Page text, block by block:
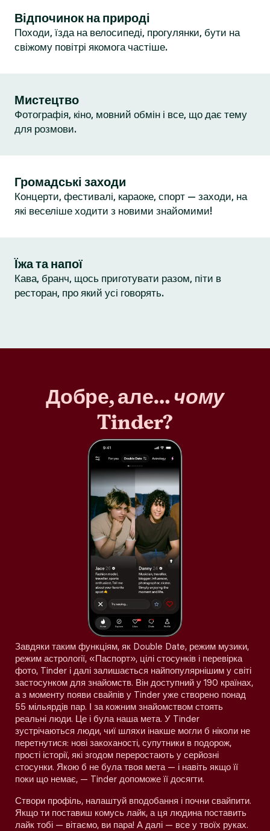
Відпочинок на природі
Походи, їзда на велосипеді, прогулянки, бути на
свіжому повітрі якомога частіше.
Мистецтво
Фотографія, кіно, мовний обмін і все, що дає тему
для розмови.
Громадські заходи
Концерти, фестивалі, караоке, спорт — заходи, на
які веселіше ходити з новими знайомими!
Їжа та напої
Кава, бранч, щось приготувати разом, піти в
ресторан, про який усі говорять.
Добре, але…чому
Tinder?
Завдяки таким функціям, як Double Date, режим музики,
режим астрології, «Паспорт», цілі стосунків і перевірка
фото, Tinder і далі залишається найпопулярнішим у світі
застосунком для знайомств. Він доступний у 190 країнах,
а з моменту появи свайпів у Tinder уже створено понад
55 мільярдів пар. І за кожним знайомством стоять
реальні люди. Це і була наша мета. У Tinder
зустрічаються люди, чиї шляхи інакше могли б ніколи не
перетнутися: нові закоханості, супутники в подорож,
прості історії, які згодом переростають у серйозні
стосунки. Якою б не була твоя мета — і навіть якщо її
поки що немає, — Tinder допоможе її досягти.
Створи профіль, налаштуй вподобання і почни свайпити.
Якщо ти поставиш комусь лайк, а ця людина поставить
лайк тобі — вітаємо, ви пара! А далі — все у твоїх руках.